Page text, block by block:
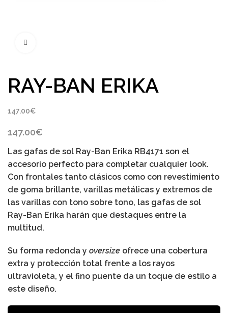
RAY-BAN ERIKA
147.00€
147.00€
Las gafas de sol Ray-Ban Erika RB4171 son el
accesorio perfecto para completar cualquier look.
Con frontales tanto clásicos como con revestimiento
de goma brillante, varillas metálicas y extremos de
las varillas con tono sobre tono, las gafas de sol
Ray-Ban Erika harán que destaques entre la
multitud.
Su forma redonda y oversize ofrece una cobertura
extra y protección total frente a los rayos
ultravioleta, y el fino puente da un toque de estilo a
este diseño.